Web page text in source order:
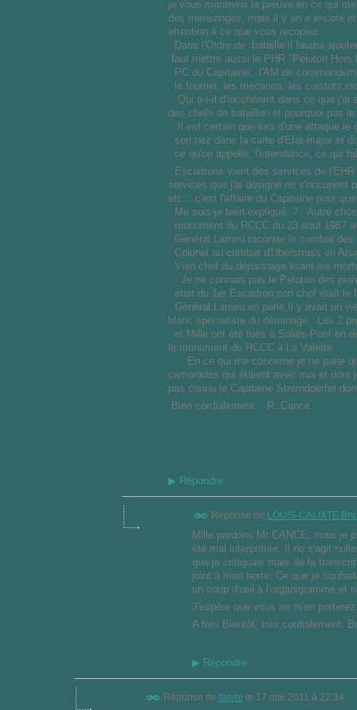
je vous montrerai la preuve en ce qui
des mensonges, mais il y en a encore
attention à ce que vous recopiez .
Dans l'Ordre de bataille il faudra
faut mettre aussi le PHR "Peloton
PC du Capitaine, l'AM de
le fourrier, les mécanos, les
Qui a-t-il d'incohérent dans ce que
des chefs de bataillon et pourquoi pas
Il est certain que lors d'une attaque le
son nez dans la carte d'Etat-major et
ce qu'on appelle, l'intendance, ce qui
Escadrons vient des services de
services que j'ai désigné ne s'occupent
etc....c'est l'affaire du Capitaine pour
Me suis-je bien expliqué ? Autre
monument du RCCC du 23 aout 1987
Général Larrieu raconter le combat
Colonel au combat d'Uberstrass en
Vian chef du dépannage lisant les
Je ne connais pas le Peloton des
était du 1er Escadron,son chef était le
Général Larrieu en parle,Il y avait un
blanc spécialiste du déminage . Les 2
et Mille ont été tués à Soliés-Pont en
le monument du RCCC à La Valette
En ce qui me concerne je ne parle
camarades qui étaient avec moi et dont
pas connu le Capitaine Stremdoerfer
Bien cordialement R..Cancé
▶ Répondre
Réponse de LOUIS-CALIXTE
Mille pardons Mr CANCE, mais je
été mal interprétée. Il ne s'agit
que je critiquais mais de la
joint à mon texte. Ce que je
un coup d’œil à l'organigramme et
J'espère que vous ne m'en
A très Bientôt, très cordialement,
▶ Répondre
Réponse de faivre le 17 mai 2011 à 22:34